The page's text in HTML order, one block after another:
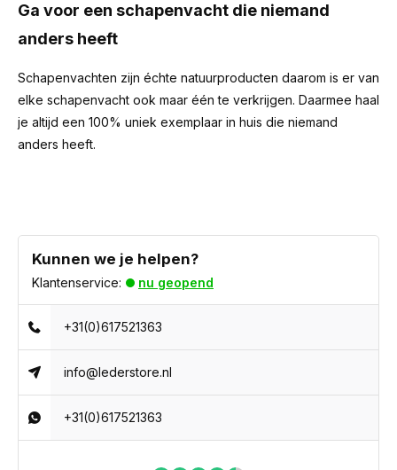
Ga voor een schapenvacht die niemand
anders heeft
Schapenvachten zijn échte natuurproducten daarom is er van
elke schapenvacht ook maar één te verkrijgen. Daarmee haal
je altijd een 100% uniek exemplaar in huis die niemand
anders heeft.
Kunnen we je helpen?
Klantenservice: nu geopend
+31(0)617521363
info@lederstore.nl
+31(0)617521363